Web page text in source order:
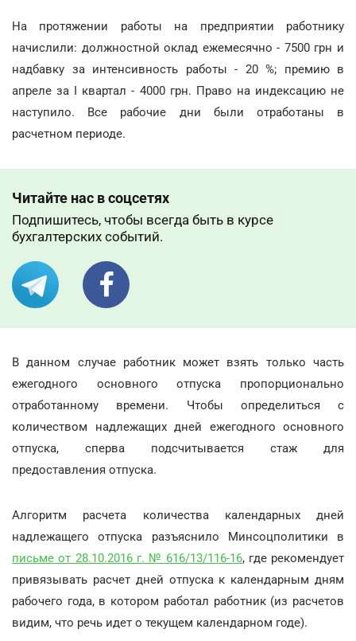
На протяжении работы на предприятии работнику
начислили: должностной оклад ежемесячно - 7500 грн и
надбавку за интенсивность работы - 20 %; премию в
апреле за І квартал - 4000 грн. Право на индексацию не
наступило. Все рабочие дни были отработаны в
расчетном периоде.
Читайте нас в соцсетях
Подпишитесь, чтобы всегда быть в курсе
бухгалтерских событий.
В данном случае работник может взять только часть
ежегодного основного отпуска пропорционально
отработанному времени. Чтобы определиться с
количеством надлежащих дней ежегодного основного
отпуска, сперва подсчитывается стаж для
предоставления отпуска.
Алгоритм расчета количества календарных дней
надлежащего отпуска разъяснило Минсоцполитики в
письме от 28.10.2016 г. № 616/13/116-16, где рекомендует
привязывать расчет дней отпуска к календарным дням
рабочего года, в котором работал работник (из расчетов
видим, что речь идет о текущем календарном годе).